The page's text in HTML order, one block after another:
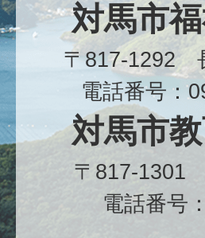
対馬市
〒817-1292
電話番号：
対馬市
〒817-1301
電話番号